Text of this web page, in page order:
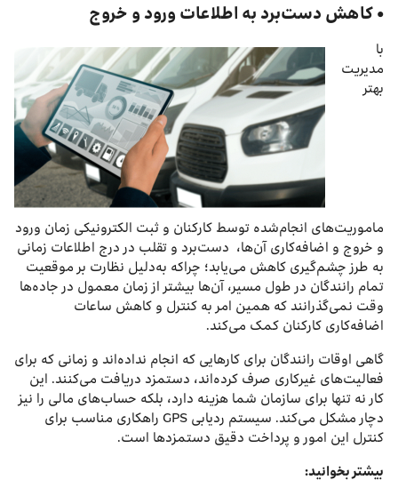
• کاهش دست‌برد به اطلاعات ورود و خروج
با
مدیریت
بهتر
ماموریت‌های انجام‌شده توسط کارکنان و ثبت الکترونیکی زمان ورود
و خروج و اضافه‌کاری آن‌ها، دست‌برد و تقلب در درج اطلاعات زمانی
به طرز چشم‌گیری کاهش می‌یابد؛ چراکه به‌دلیل نظارت بر موقعیت
تمام رانندگان در طول مسیر، آن‌ها بیشتر از زمان معمول در جاده‌ها
وقت نمی‌گذرانند که همین امر به کنترل و کاهش ساعات
اضافه‌کاری کارکنان کمک می‌کند.
گاهی اوقات رانندگان برای کارهایی که انجام نداده‌اند و زمانی که برای
فعالیت‌های غیرکاری صرف کرده‌اند، دستمزد دریافت می‌کنند. این
کار نه تنها برای سازمان شما هزینه دارد، بلکه حساب‌های مالی را نیز
دچار مشکل می‌کند. سیستم ردیابی GPS راهکاری مناسب برای
کنترل این امور و پرداخت دقیق دستمزدها است.
بیشتر بخوانید: